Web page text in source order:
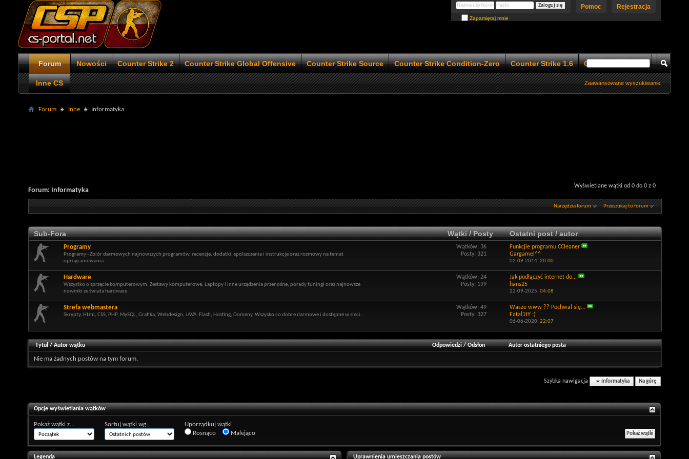
Rejestracja
Pomoc
Zapamiętaj mnie
Forum Nowości Counter Strike 2 Counter Strike Global Offensive Counter Strike Source Counter Strike Condition-Zero Counter Strike 1.6 Counter Strike 1.5
Inne CS Zaawansowane wyszukiwanie
Forum Inne Informatyka
Wyświetlane wątki od 0 do 0 z 0
Forum: Informatyka
Narzędzia forum Przeszukaj to forum
Sub-Fora Wątki / Posty Ostatni post / autor
Programy
Programy - Zbiór darmowych najnowszych programów, recenzje, dodatki, spolszczenia i instrukcje oraz rozmowy na temat
oprogramowania
Wątków: 36
Posty: 321
Funkcjie programu CCleaner
Gargamel^^
02-09-2014, 20:00
Hardware
Wszystko o sprzęcie komputerowym, Zestawy komputerowe, Laptopy i inne urządzenia przenośne, porady tuningi oraz najnowsze
nowinki ze świata hardware
Wątków: 24
Posty: 199
Jak podłączyć internet do...
hans25
22-09-2025, 04:08
Strefa webmastera
Skrypty, Html, CSS, PHP, MySQL, Grafika, Webdesign, JAVA, Flash, Hosting, Domeny, Wszysko co dobre darmowe i dostępne w sieci..
Wątków: 49
Posty: 327
Wasze www ?? Pochwal się...
Fatal1tY :)
06-06-2020, 22:07
Tytuł/Autor wątku Odpowiedzi/Odsłon Autor ostatniego posta
Nie ma żadnych postów na tym forum.
Szybka nawigacja Informatyka Na górę
Opcje wyświetlania wątków
Pokaż wątki z... Sortuj wątki wg:
Uporządkuj wątki
Rosnąco
Malejąco
Legenda Uprawnienia umieszczania postów